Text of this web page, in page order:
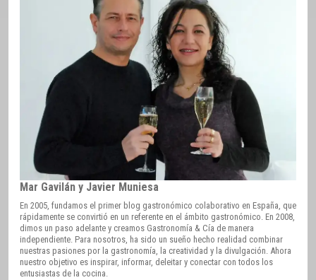
Mar Gavilán y Javier Muniesa
En 2005, fundamos el primer blog gastronómico colaborativo en España, que
rápidamente se convirtió en un referente en el ámbito gastronómico. En 2008,
dimos un paso adelante y creamos Gastronomía & Cía de manera
independiente. Para nosotros, ha sido un sueño hecho realidad combinar
nuestras pasiones por la gastronomía, la creatividad y la divulgación. Ahora
nuestro objetivo es inspirar, informar, deleitar y conectar con todos los
entusiastas de la cocina.